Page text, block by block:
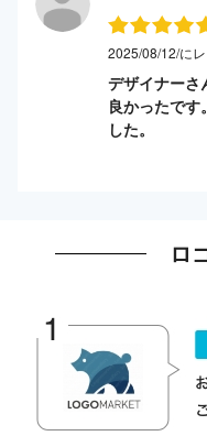
2025/08/12/に
デザイナーさ
良かったです
した。
ロ